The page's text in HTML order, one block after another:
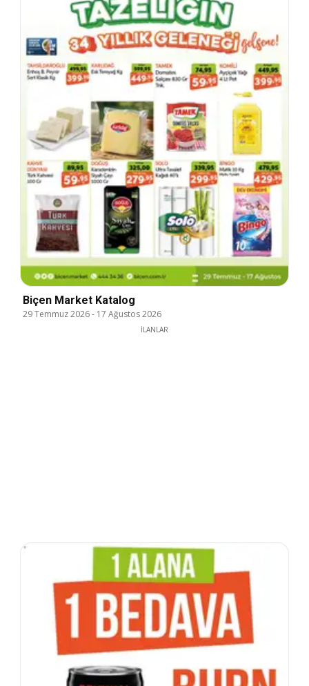
Biçen Market Katalog
29 Temmuz 2026- 17 Ağustos 2026
İLANLAR